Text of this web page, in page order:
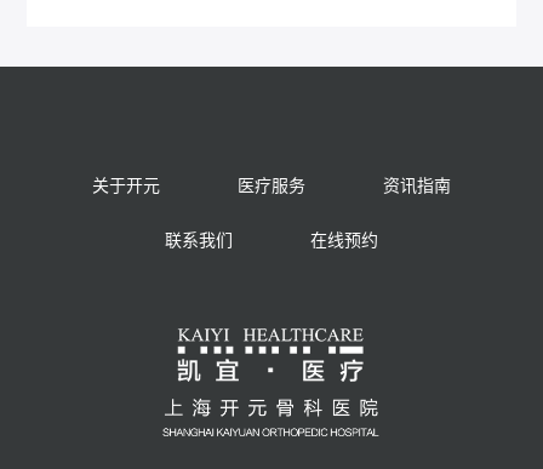
关于开元 医疗服务 资讯指南
联系我们 在线预约